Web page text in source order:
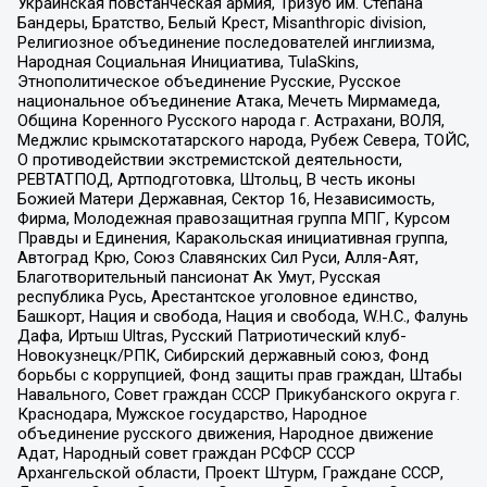
Бандеры, Братство, Белый Крест, Misanthropic division,
Религиозное объединение последователей инглиизма,
Народная Социальная Инициатива, TulaSkins,
Этнополитическое объединение Русские, Русское
национальное объединение Атака, Мечеть Мирмамеда,
Община Коренного Русского народа г. Астрахани, ВОЛЯ,
Меджлис крымскотатарского народа, Рубеж Севера, ТОЙС,
О противодействии экстремистской деятельности,
РЕВТАТПОД, Артподготовка, Штольц, В честь иконы
Божией Матери Державная, Сектор 16, Независимость,
Фирма, Молодежная правозащитная группа МПГ, Курсом
Правды и Единения, Каракольская инициативная группа,
Автоград Крю, Союз Славянских Сил Руси, Алля-Аят,
Благотворительный пансионат Ак Умут, Русская
республика Русь, Арестантское уголовное единство,
Башкорт, Нация и свобода, Нация и свобода, W.H.С., Фалунь
Дафа, Иртыш Ultras, Русский Патриотический клуб-
Новокузнецк/РПК, Сибирский державный союз, Фонд
борьбы с коррупцией, Фонд защиты прав граждан, Штабы
Навального, Совет граждан СССР Прикубанского округа г.
Краснодара, Мужское государство, Народное
объединение русского движения, Народное движение
Адат, Народный совет граждан РСФСР СССР
Архангельской области, Проект Штурм, Граждане СССР,